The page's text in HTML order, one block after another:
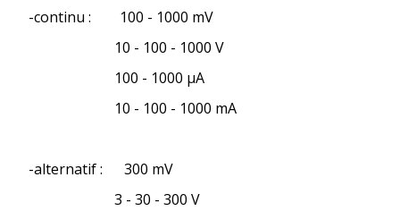
-continu : 100 - 1000 mV
10 - 100 - 1000 V
100 - 1000 µA
10 - 100 - 1000 mA
-alternatif : 300 mV
3 - 30 - 300 V